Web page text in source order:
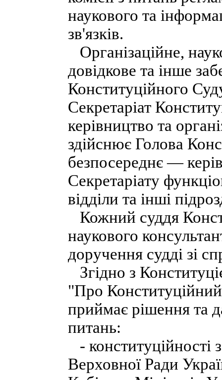
наукового та
зв'язків.
Організаційне,
довідкове та інше
Конституційного
Секретаріат
керівництво та
здійснює Голова
безпосереднє —
Секретаріату
відділи та інші
Кожний суддя
наукового
доручення судді зі
Згідно з
"Про
приймає рішення та
питань:
- конституційності
Верховної Ради